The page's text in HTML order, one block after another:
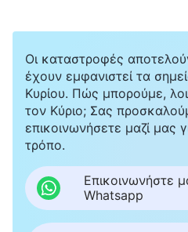
Οι καταστροφές
έχουν εμφανιστεί τα
Κυρίου. Πώς μπορούμε,
τον Κύριο; Σας
επικοινωνήσετε μαζί μας
τρόπο.
Επικοινωνήστε
Whatsapp